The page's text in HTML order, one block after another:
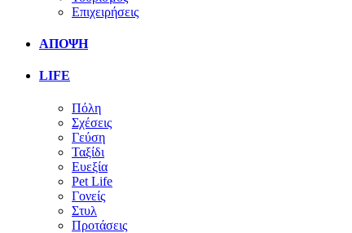
Επιχειρήσεις
ΑΠΟΨΗ
LIFE
Πόλη
Σχέσεις
Γεύση
Ταξίδι
Ευεξία
Pet Life
Γονείς
Στυλ
Προτάσεις